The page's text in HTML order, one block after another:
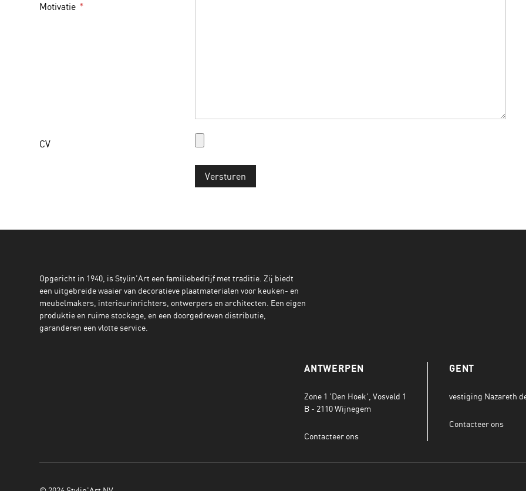
Motivatie
CV
Versturen
Opgericht in 1940, is Stylin'Art een familiebedrijf met traditie. Zij biedt
een uitgebreide waaier van decoratieve plaatmaterialen voor keuken- en
meubelmakers, interieurinrichters, ontwerpers en architecten. Een eigen
produktie en ruime stockage, en een doorgedreven distributie,
garanderen een vlotte service.
ANTWERPEN
Zone 1 'Den Hoek', Vosveld 1
B - 2110 Wijnegem
Contacteer ons
GENT
vestiging Nazareth
Contacteer ons